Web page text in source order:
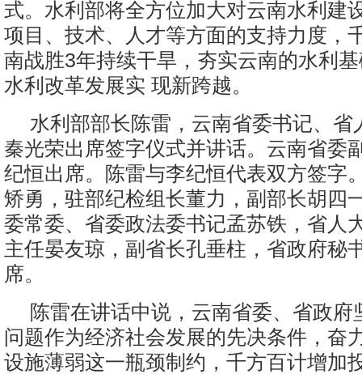
式。水利部将全方位加大对云南水利建
项目、技术、人才等方面的支持力度，
南战胜3年持续干旱，夯实云南的水利
水利改革发展实 现新跨越。
水利部部长陈雷，云南省委书记、省
秦光荣出席签字仪式并讲话。云南省委
纪恒出席。陈雷与李纪恒代表双方签字
矫勇，驻部纪检组长董力，副部长胡四
委常委、省委政法委书记孟苏铁，省人
主任晏友琼，副省长孔垂柱，省政府秘
席。
陈雷在讲话中说，云南省委、省政府
问题作为经济社会发展的先决条件，奋
设施薄弱这一瓶颈制约，千方百计增加